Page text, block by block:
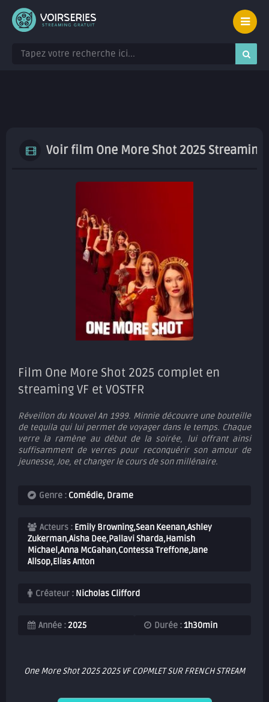
Voir film One More Shot 2025 Streaming
Film One More Shot 2025 complet en
streaming VF et VOSTFR
Réveillon du Nouvel An 1999. Minnie découvre une bouteille
de tequila qui lui permet de voyager dans le temps. Chaque
verre la ramène au début de la soirée, lui offrant ainsi
suffisamment de verres pour reconquérir son amour de
jeunesse, Joe, et changer le cours de son millénaire.
Genre : Comédie, Drame
Acteurs : Emily Browning,Sean Keenan,Ashley
Zukerman,Aisha Dee,Pallavi Sharda,Hamish
Michael,Anna McGahan,Contessa Treffone,Jane
Allsop,Elias Anton
Créateur : Nicholas Clifford
Année :2025 Durée :1h30min
One More Shot 2025 2025 VF COPMLET SUR FRENCH STREAM